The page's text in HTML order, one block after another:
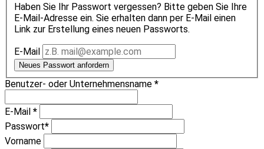
Haben Sie Ihr Passwort vergessen? Bitte geben Sie Ihre
E-Mail-Adresse ein. Sie erhalten dann per E-Mail einen
Link zur Erstellung eines neuen Passworts.
E-Mail
Neues Passwort anfordern
Benutzer- oder Unternehmensname *
E-Mail *
Passwort*
Vorname